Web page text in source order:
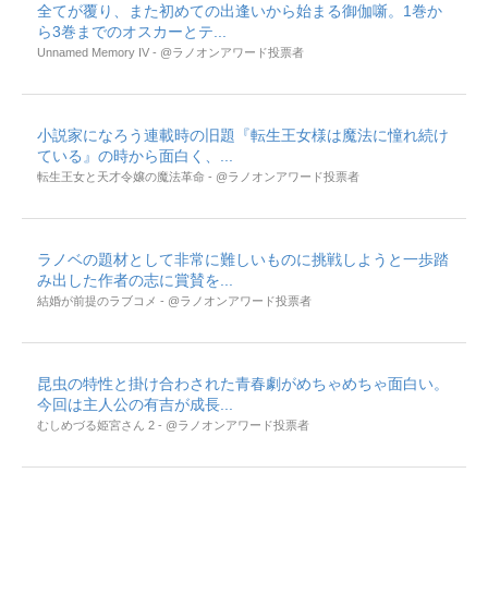
全てが覆り、また初めての出逢いから始まる御伽噺。1巻か
ら3巻までのオスカーとテ...
Unnamed Memory IV - @ラノオンアワード投票者
小説家になろう連載時の旧題『転生王女様は魔法に憧れ続け
ている』の時から面白く、...
転生王女と天才令嬢の魔法革命 - @ラノオンアワード投票者
ラノベの題材として非常に難しいものに挑戦しようと一歩踏
み出した作者の志に賞賛を...
結婚が前提のラブコメ - @ラノオンアワード投票者
昆虫の特性と掛け合わされた青春劇がめちゃめちゃ面白い。
今回は主人公の有吉が成長...
むしめづる姫宮さん 2 - @ラノオンアワード投票者